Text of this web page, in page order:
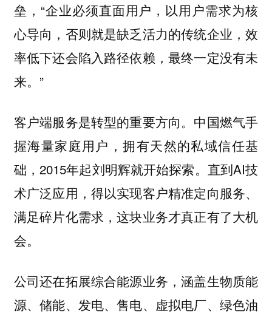
垒，“企业必须直面用户，以用户需求为核
心导向，否则就是缺乏活力的传统企业，效
率低下还会陷入路径依赖，最终一定没有未
来。”
客户端服务是转型的重要方向。中国燃气手
握海量家庭用户，拥有天然的私域信任基
础，2015年起刘明辉就开始探索。直到AI技
术广泛应用，得以实现客户精准定向服务、
满足碎片化需求，这块业务才真正有了大机
会。
公司还在拓展综合能源业务，涵盖生物质能
源、储能、发电、售电、虚拟电厂、绿色油